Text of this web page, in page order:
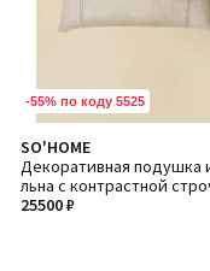
-55% по коду 5525
SO'HOME
Декоративная подушка
льна с контрастной
35х80 см
25500 ₽